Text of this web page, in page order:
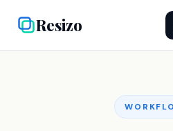
Resizo